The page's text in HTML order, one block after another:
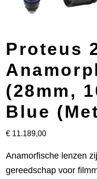
Proteus
(28mm,
Blue
€ 11.189,00
Anamorfische lenzen
gereedschap voor